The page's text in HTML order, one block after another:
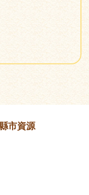
市資源